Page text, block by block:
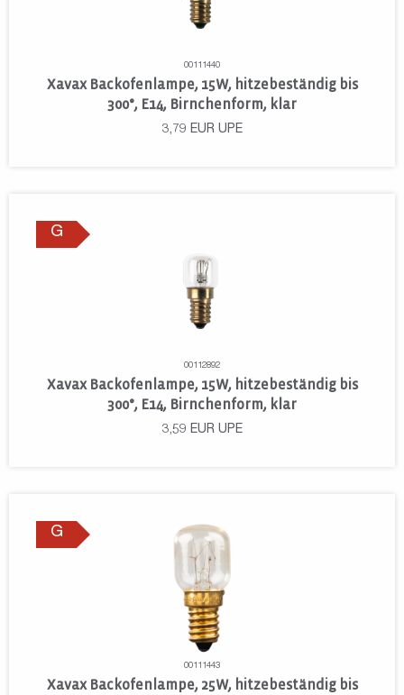
00111440
Xavax Backofenlampe, 15W, hitzebeständig bis
300°, E14, Birnchenform, klar
3,79 EUR UPE
G
00112892
Xavax Backofenlampe, 15W, hitzebeständig bis
300°, E14, Birnchenform, klar
3,59 EUR UPE
G
00111443
Xavax Backofenlampe, 25W, hitzebeständig bis